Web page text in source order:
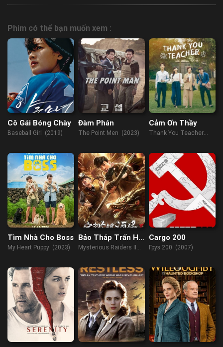
Phim có thể bạn muốn xem :
Cô Gái Bóng Chày
Baseball Girl (2019)
Đàm Phán
The Point Men (2023)
Cảm Ơn Thầy
Thank You Teacher
Tìm Nhà Cho Boss
My Heart Puppy (2023)
Bảo Tháp Trấn Hà
Yêu 2: Tuyệt Thế
Mysterious Raiders II
Cargo 200
Груз 200 (2007)